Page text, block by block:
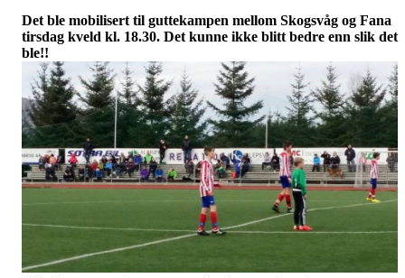
Det ble mobilisert til guttekampen mellom Skogsvåg og Fana
tirsdag kveld kl. 18.30. Det kunne ikke blitt bedre enn slik det
ble!!